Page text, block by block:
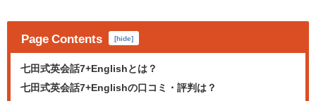
Page Contents [hide]
七田式英会話7+Englishとは？
七田式英会話7+Englishの口コミ・評判は？